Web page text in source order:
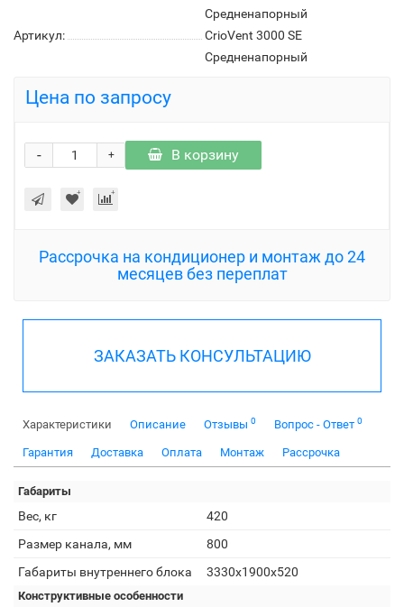
Средненапорный
Артикул:
CrioVent 3000 SE
Средненапорный
Цена по запросу
+
- В корзину
Рассрочка на кондиционер и монтаж до 24
месяцев без переплат
ЗАКАЗАТЬ КОНСУЛЬТАЦИЮ
Характеристики Описание Отзывы 0 Вопрос - Ответ 0
Гарантия Доставка Оплата Монтаж Рассрочка
Габариты
Вес, кг
420
Размер канала, мм
800
Габариты внутреннего блока
3330х1900х520
Конструктивные особенности